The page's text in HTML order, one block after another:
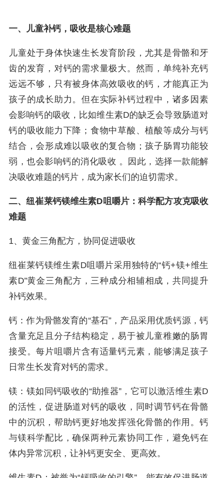
一、儿童补钙，吸收是核心难题
儿童处于身体快速生长发育阶段，尤其是骨骼和牙
齿的发育，对钙的需求量极大。然而，单纯补充钙
远远不够，只有被身体高效吸收的钙，才能真正为
孩子的成长助力。但在实际补钙过程中，诸多因素
会影响钙的吸收，比如维生素D的缺乏会导致肠道对
钙的吸收能力下降；食物中草酸、植酸等成分与钙
结合，会形成难以吸收的复合物；孩子肠胃功能较
弱，也会影响钙的消化吸收 。因此，选择一款能解
决吸收难题的钙片，成为家长们的迫切需求。
二、纽崔莱钙镁维生素D咀嚼片：科学配方攻克吸收
难题
1、黄金三角配方，协同促进吸收
纽崔莱钙镁维生素D咀嚼片采用独特的“钙+镁+维生
素D”黄金三角配方，三种成分相辅相成，共同提升
补钙效果。
钙：作为骨骼发育的“基石”，产品采用优质钙源，钙
含量充足且分子结构稳定，易于被儿童稚嫩的肠胃
接受。每片咀嚼片含有适量钙元素，能够满足孩子
日常生长发育对钙的需求。
镁：镁如同钙吸收的“助推器”，它可以激活维生素D
的活性，促进肠道对钙的吸收，同时调节钙在骨骼
中的沉积，帮助钙更好地发挥强化骨骼的作用。钙
与镁科学配比，确保两种元素协同工作，避免钙在
体内异常沉积，让补钙更安全、更高效。